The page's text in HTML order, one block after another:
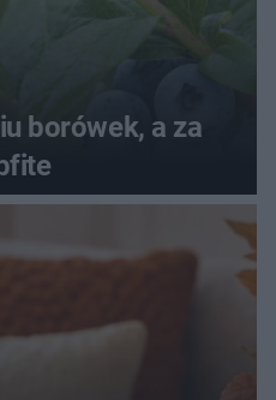
borówek, a za